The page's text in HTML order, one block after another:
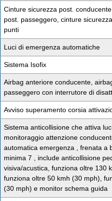
Cinture sicurezza post.
post. passeggero, cinture
punti
Luci di emergenza automatiche
Sistema Isofix
Airbag anteriore conducente,
passeggero con interrutore di
Avviso superamento corsia
Sistema anticollisione che attiva
monitoraggio attenzione
automatica emergenza , frenata a
minima 7 , include anticollisione
visiva/acustica, funziona oltre 130
funziona oltre 50 kmh (30 mph),
(30 mph) e monitor schema guida